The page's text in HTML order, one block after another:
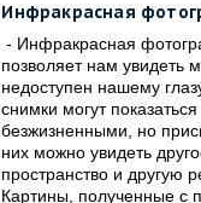
Инфракрасная
- Инфракрасная
позволяет нам увидеть
недоступен нашему
снимки могут показаться
безжизненными, но
них можно увидеть
пространство и другую
Картины, полученные с